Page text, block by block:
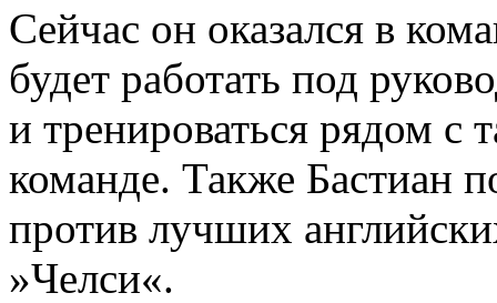
Сейчас он оказался в
будет работать под
и тренироваться рядом с
команде. Также Бастиан
против лучших
»Челси«.